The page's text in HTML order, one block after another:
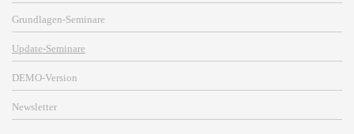
Grundlagen-Seminare
Update-Seminare
DEMO-Version
Newsletter